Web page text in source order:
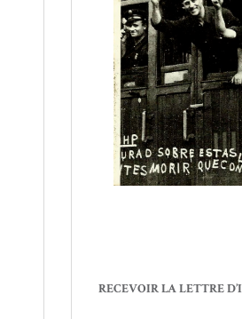
RECEVOIR LA LETTRE